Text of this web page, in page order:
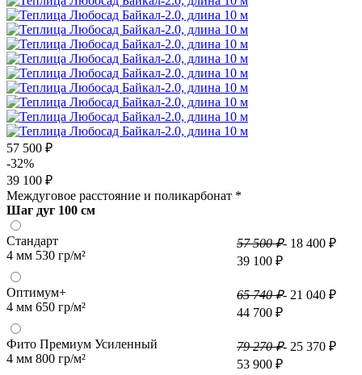
57 500 ₽
-32%
39 100 ₽
Междуговое расстояние и поликарбонат *
Шаг дуг 100 см
Стандарт
4 мм 530 гр/м²
57 500 ₽- 18 400 ₽
39 100 ₽
Оптимум+
4 мм 650 гр/м²
65 740 ₽- 21 040 ₽
44 700 ₽
Фито Премиум Усиленный
4 мм 800 гр/м²
79 270 ₽- 25 370 ₽
53 900 ₽